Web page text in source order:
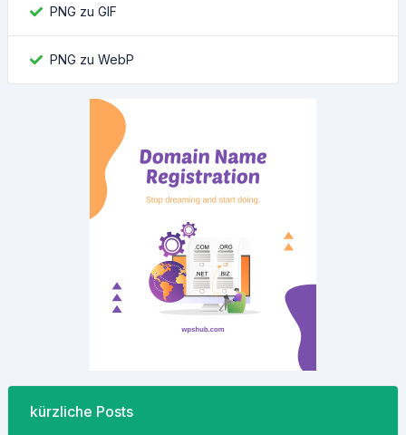
PNG zu GIF
PNG zu WebP
kürzliche Posts